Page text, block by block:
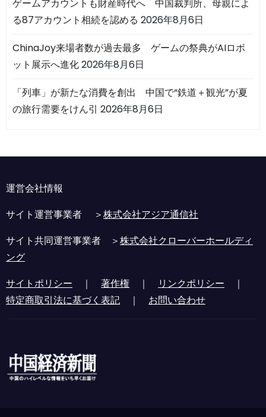
ゲームアカウントも財産時代へ 中国裁判所、母親によ
る87アカウント相続を認める 2026年8月6日
ChinaJoy来場者数が過去最多 ゲームの祭典がAIロボ
ット展示へ進化2026年8月6日
「列車」が新たな消費を創出 中国で“鉄道＋観光”が夏
の旅行需要をけん引 2026年8月6日
運営会社情報
サイト運営事業者 ＞株式会社アジア通信社
サイト共同運営事業者 ＞株式会社クローバーホールディ
ング
サイトポリシー ｜ 著作権 ｜ リンクポリシー ｜
特定商取引法に基づく表記 ｜ お問い合わせ